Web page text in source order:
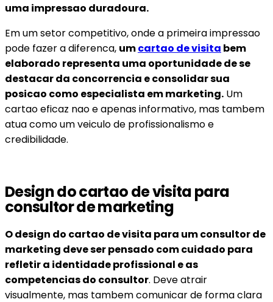
uma impressao duradoura.
Em um setor competitivo, onde a primeira impressao
pode fazer a diferenca, umcartao de visita bem
elaborado representa uma oportunidade de se
destacar da concorrencia e consolidar sua
posicao como especialista em marketing. Um
cartao eficaz nao e apenas informativo, mas tambem
atua como um veiculo de profissionalismo e
credibilidade.
Design do cartao de visita para
consultor de marketing
O design do cartao de visita para um consultor de
marketing deve ser pensado com cuidado para
refletir a identidade profissional e as
competencias do consultor. Deve atrair
visualmente, mas tambem comunicar de forma clara